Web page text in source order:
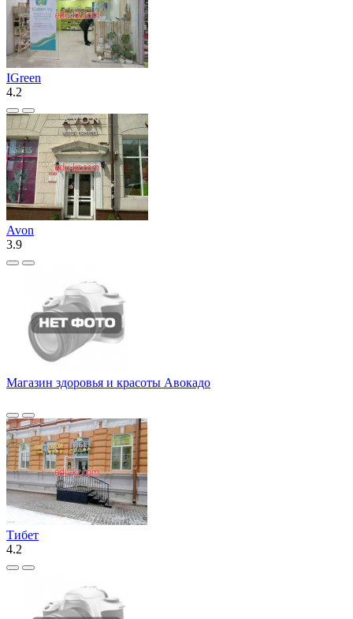
IGreen
4.2
Avon
3.9
Магазин здоровья и красоты Авокадо
Тибет
4.2